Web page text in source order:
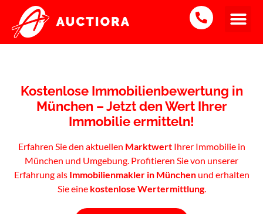
Kostenlose Immobilienbewertung in
München – Jetzt den Wert Ihrer
Immobilie ermitteln!
Erfahren Sie den aktuellen MarktwertIhrer Immobilie in
München und Umgebung. Profitieren Sie von unserer
Erfahrung als Immobilienmakler in Münchenund erhalten
Sie eine kostenlose Wertermittlung.